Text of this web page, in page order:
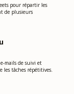
pour répartir les
de plusieurs
mails de suivi et
les tâches répétitives.